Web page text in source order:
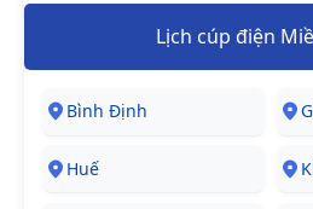
Lịch cúp điện
Bình Định
Huế